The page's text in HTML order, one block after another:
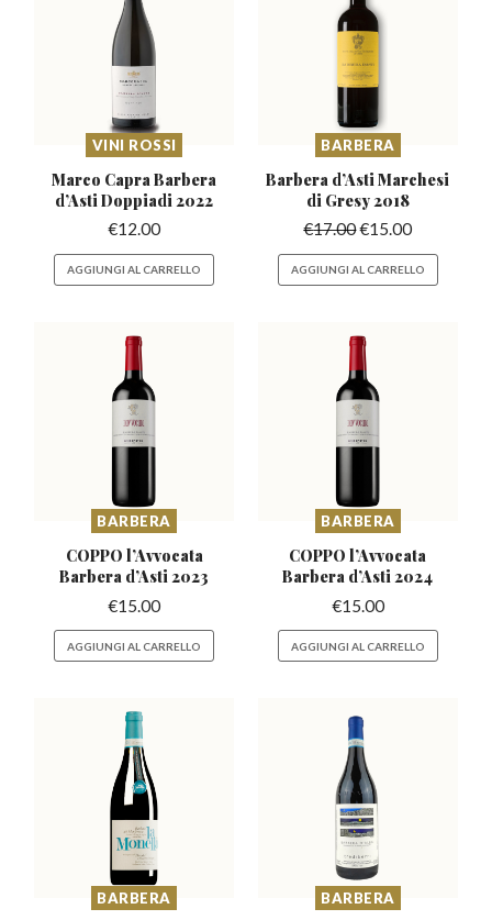
VINI ROSSI
Marco Capra Barbera
d’AstiDoppiadi 2022
€12.00
AGGIUNGI AL CARRELLO
BARBERA
Barbera d’Asti Marchesi
di Gresy 2018
€17.00€15.00
AGGIUNGI AL CARRELLO
BARBERA
COPPO l’Avvocata
Barbera d’Asti 2023
€15.00
AGGIUNGI AL CARRELLO
BARBERA
COPPO l’Avvocata
Barbera d’Asti 2024
€15.00
AGGIUNGI AL CARRELLO
BARBERA BARBERA